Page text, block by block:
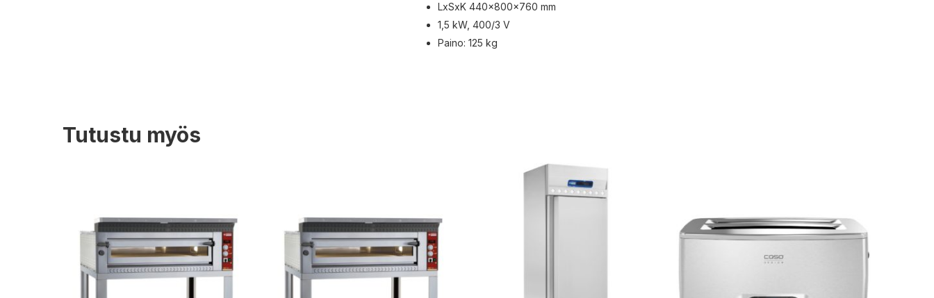
LxSxK 440×800×760 mm
1,5 kW, 400/3 V
Paino: 125 kg
Tutustu myös